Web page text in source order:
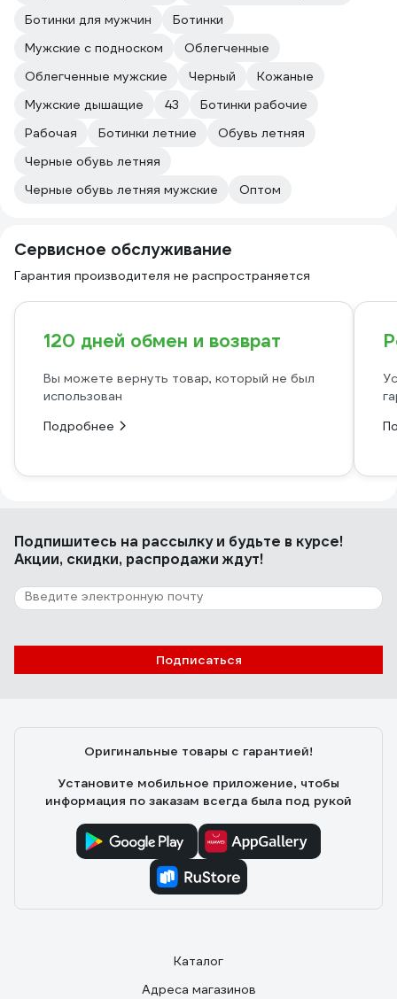
Ботинки для мужчин
Ботинки
Мужские с подноском
Облегченные
Облегченные мужские
Черный
Кожаные
Мужские дышащие
43
Ботинки рабочие
Рабочая
Ботинки летние
Обувь летняя
Черные обувь летняя
Черные обувь летняя мужские
Оптом
Сервисное обслуживание
Гарантия производителя не распространяется
120 дней обмен и возврат
Вы можете вернуть товар, который не был
использован
Подробнее
Подпишитесь на рассылкуи будьте в курсе!
Акции, скидки, распродажи ждут!
Подписаться
Оригинальные товары с гарантией!
Установите мобильное приложение, чтобы
информация по заказам всегда была под рукой
Каталог
Адреса магазинов